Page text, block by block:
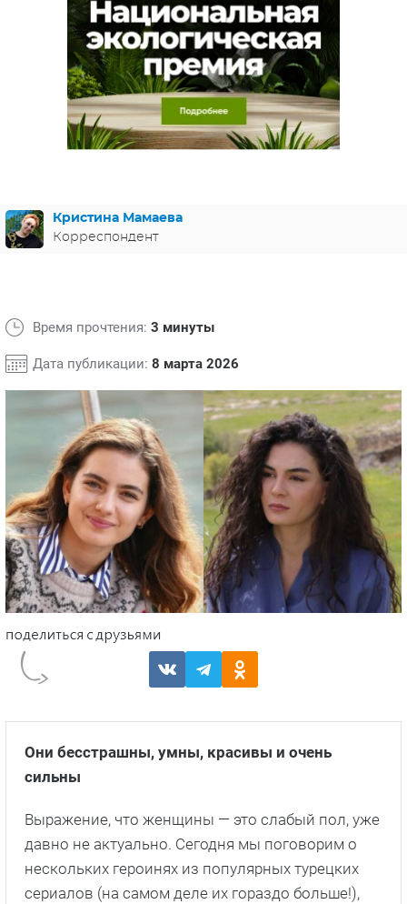
МЕЛОДРАМЫ
ИСПАНИЯ
ФРАНЦИЯ
ГЕРМАНИЯ
СВЕТСКИЕ НОВОСТИ
СПОЙЛЕРЫ ИЗ СЕРИАЛОВ
Кристина Мамаева
Корреспондент
Время прочтения: 3 минуты
Дата публикации: 8 марта 2026
Они бесстрашны, умны, красивы и очень
сильны
Выражение, что женщины — это слабый пол, уже
давно не актуально. Сегодня мы поговорим о
нескольких героинях из популярных турецких
сериалов (на самом деле их гораздо больше!),